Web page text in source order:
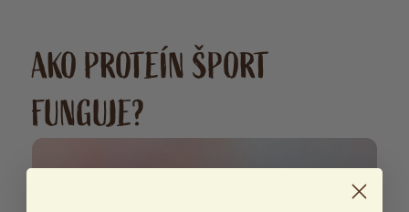
AKO PROTEÍN ŠPORT
FUNGUJE?